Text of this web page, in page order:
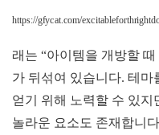
https://gfycat.com/
래는 “아이템을 개방할
가 뒤섞여 있습니다. 테
얻기 위해 노력할 수 있
놀라운 요소도 존재합니